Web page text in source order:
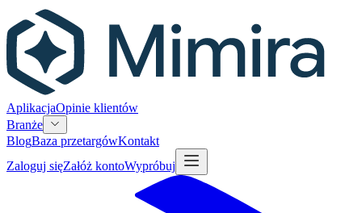
AplikacjaOpinie klientów
Branże
BlogBaza przetargówKontakt
Zaloguj sięZałóż kontoWypróbuj